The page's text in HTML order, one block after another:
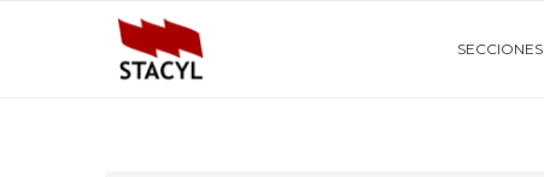
SECCIONES